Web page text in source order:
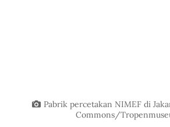
Pabrik percetakan NIMEF di
Commons/